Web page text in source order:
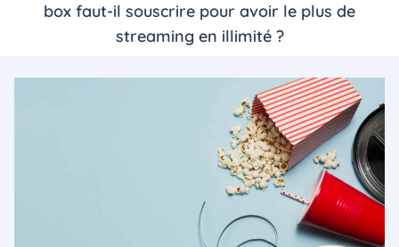
box faut-il souscrire pour avoir le plus de
streaming en illimité ?